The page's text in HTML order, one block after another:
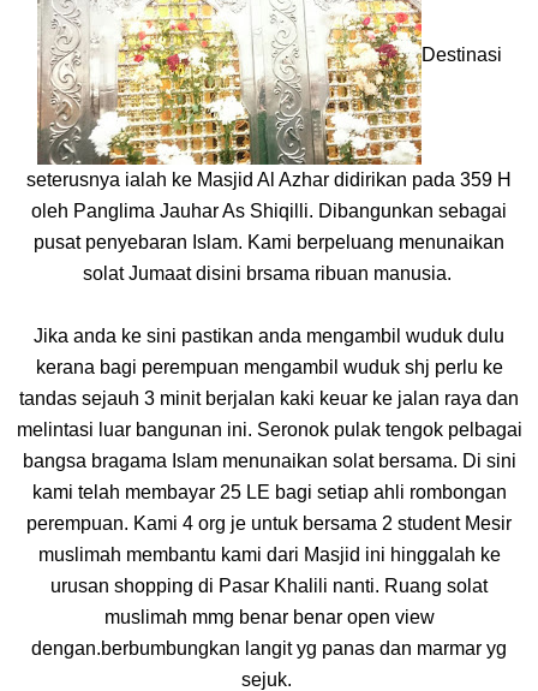
Destinasi
seterusnya ialah ke Masjid Al Azhar didirikan pada 359 H
oleh Panglima Jauhar As Shiqilli. Dibangunkan sebagai
pusat penyebaran Islam. Kami berpeluang menunaikan
solat Jumaat disini brsama ribuan manusia.
Jika anda ke sini pastikan anda mengambil wuduk dulu
kerana bagi perempuan mengambil wuduk shj perlu ke
tandas sejauh 3 minit berjalan kaki keuar ke jalan raya dan
melintasi luar bangunan ini. Seronok pulak tengok pelbagai
bangsa bragama Islam menunaikan solat bersama. Di sini
kami telah membayar 25 LE bagi setiap ahli rombongan
perempuan. Kami 4 org je untuk bersama 2 student Mesir
muslimah membantu kami dari Masjid ini hinggalah ke
urusan shopping di Pasar Khalili nanti. Ruang solat
muslimah mmg benar benar open view
dengan.berbumbungkan langit yg panas dan marmar yg
sejuk.